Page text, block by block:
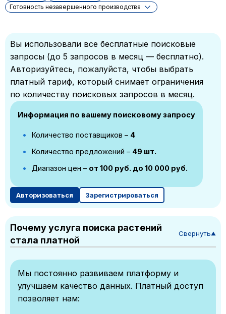
Готовность незавершенного производства
Вы использовали все бесплатные поисковые
запросы (до 5 запросов в месяц — бесплатно).
Авторизуйтесь, пожалуйста, чтобы выбрать
платный тариф, который снимает ограничения
по количеству поисковых запросов в месяц.
Информация по вашему поисковому запросу
Количество поставщиков – 4
Количество предложений – 49 шт.
Диапазон цен – от 100 руб. до 10 000 руб.
Авторизоваться Зарегистрироваться
Почему услуга поиска растений
стала платной
Свернуть▼
Мы постоянно развиваем платформу и
улучшаем качество данных. Платный доступ
позволяет нам: